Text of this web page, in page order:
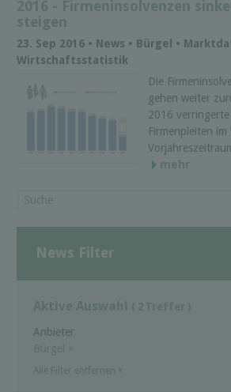
2016 - Firmeninsolvenzen
steigen
23. Sep 2016 • News • Bürgel •
Wirtschaftsstatistik
Die
gehen weiter
2016
Firmenpleiten im
mehr
News Filter
Aktive Auswahl ( 2 Treffer )
Anbieter
Bürgel ×